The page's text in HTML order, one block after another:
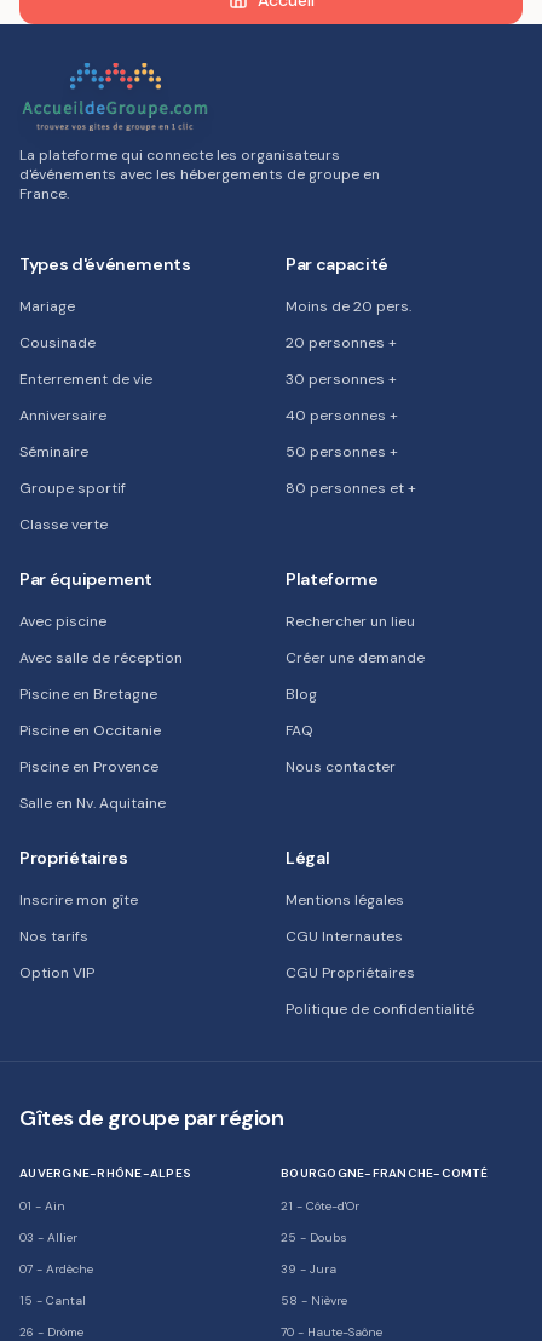
La plateforme qui connecte les organisateurs
d'événements avec les hébergements de groupe en
France.
Types d'événements
Mariage
Cousinade
Enterrement de vie
Anniversaire
Séminaire
Groupe sportif
Classe verte
Par capacité
Moins de 20 pers.
20 personnes +
30 personnes +
40 personnes +
50 personnes +
80 personnes et +
Par équipement
Avec piscine
Avec salle de réception
Piscine en Bretagne
Piscine en Occitanie
Piscine en Provence
Salle en Nv. Aquitaine
Plateforme
Rechercher un lieu
Créer une demande
Blog
FAQ
Nous contacter
Propriétaires
Inscrire mon gîte
Nos tarifs
Option VIP
Légal
Mentions légales
CGU Internautes
CGU Propriétaires
Politique de confidentialité
Gîtes de groupe par région
AUVERGNE-RHÔNE-ALPES
01 - Ain
03 - Allier
07 - Ardèche
15 - Cantal
26 - Drôme
BOURGOGNE-FRANCHE-COMTÉ
21 - Côte-d'Or
25 - Doubs
39 - Jura
58 - Nièvre
70 - Haute-Saône